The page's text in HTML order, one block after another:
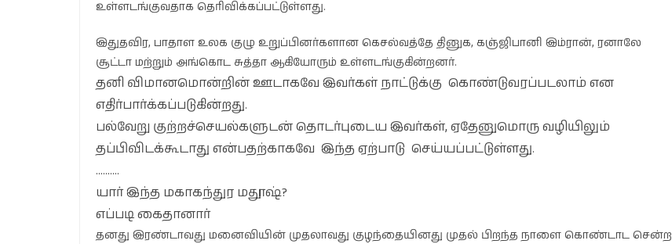
உள்ளடங்குவதாக தெரிவிக்கப்பட்டுள்ளது.
இதுதவிர, பாதாள உலக குழு உறுப்பினர்களான கெசல்வத்தே தினுக, கஞ்ஜிபானி இம்ரான், ரனாலே
சூட்டா மற்றும் அங்கொட சுத்தா ஆகியோரும் உள்ளடங்குகின்றனர்.
தனி விமானமொன்றின் ஊடாகவே இவர்கள் நாட்டுக்கு கொண்டுவரப்படலாம் என
எதிர்பார்க்கப்படுகின்றது.
பல்வேறு குற்றச்செயல்களுடன் தொடர்புடைய இவர்கள், ஏதேனுமொரு வழியிலும்
தப்பிவிடக்கூடாது என்பதற்காகவே இந்த ஏற்பாடு செய்யப்பட்டுள்ளது.
……….
யார் இந்த மகாகந்துர மதூஷ்?
எப்படி கைதானார்
தனது இரண்டாவது மனைவியின் முதலாவது குழந்தையினது முதல் பிறந்த நாளை கொண்டாட சென்ற